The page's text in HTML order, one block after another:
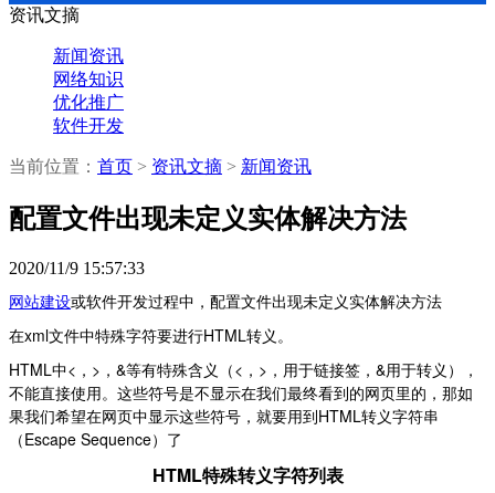
资讯文摘
新闻资讯
网络知识
优化推广
软件开发
当前位置： 首页 > 资讯文摘 > 新闻资讯
配置文件出现未定义实体解决方法
2020/11/9 15:57:33
网站建设或软件开发过程中，配置文件出现未定义实体解决方法
在xml文件中特殊字符要进行HTML转义。
HTML中<，>，&等有特殊含义（<，>，用于链接签，&用于转义），
不能直接使用。这些符号是不显示在我们最终看到的网页里的，那如
果我们希望在网页中显示这些符号，就要用到HTML转义字符串
（Escape Sequence）了
HTML特殊转义字符列表